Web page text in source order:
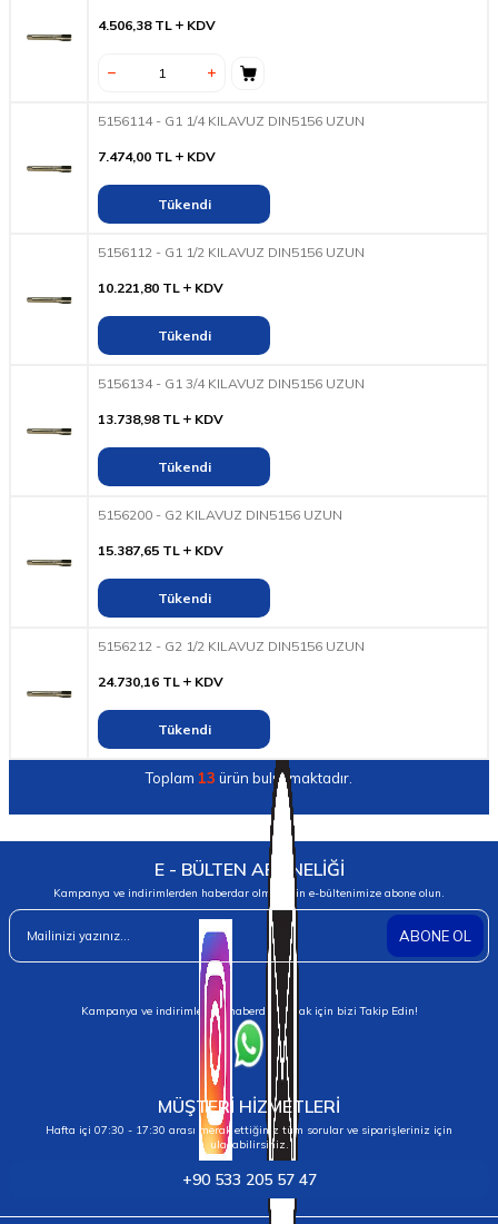
4.506,38TL KDV
5156114 - G1 1/4 KILAVUZ DIN5156 UZUN
7.474,00 TL KDV
Tükendi
5156112 - G1 1/2 KILAVUZ DIN5156 UZUN
10.221,80 TL KDV
Tükendi
5156134 - G1 3/4 KILAVUZ DIN5156 UZUN
13.738,98TL KDV
Tükendi
5156200 - G2 KILAVUZ DIN5156 UZUN
15.387,65 TL KDV
Tükendi
5156212 - G2 1/2 KILAVUZ DIN5156 UZUN
24.730,16 TL KDV
Tükendi
Toplam 13 ürün bulunmaktadır.
E - BÜLTEN ABONELİĞİ
Kampanya ve indirimlerden haberdar olmak için e-bültenimize abone olun.
ABONE OL
Kampanya ve indirimlerden haberdar olmak için bizi Takip Edin!
MÜŞTERİ HİZMETLERİ
Hafta içi 07:30 - 17:30 arası merak ettiğiniz tüm sorular ve siparişleriniz için
ulaşabilirsiniz.
+90 533 205 57 47